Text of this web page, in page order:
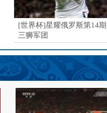
[世界杯]星耀俄罗斯第14
三狮军团